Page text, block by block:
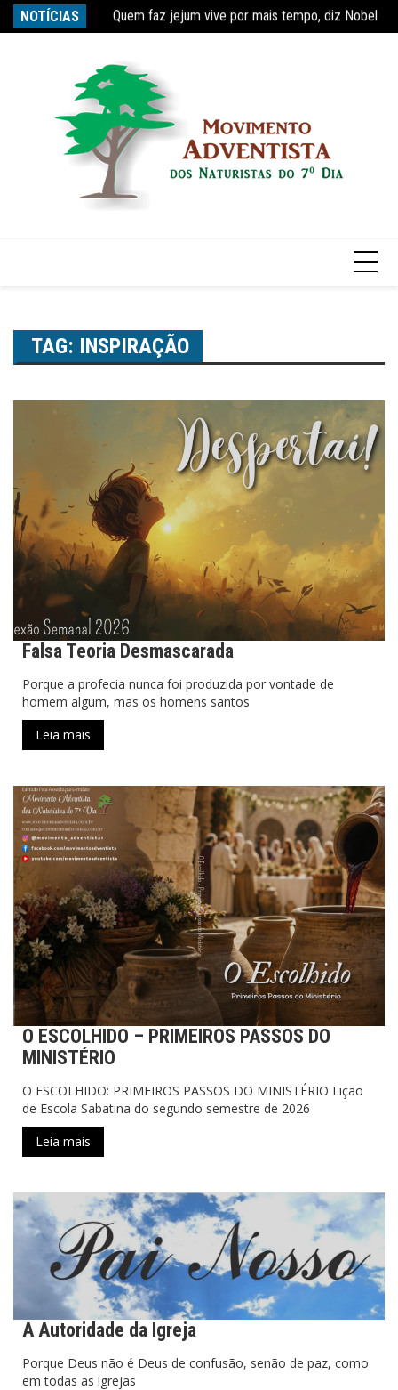
para
NOTÍCIAS
Quem faz jejum vive por mais tempo, diz Nobel
Estudo constata que período de faculdade faz
TAG: INSPIRAÇÃO
Falsa Teoria Desmascarada
Porque a profecia nunca foi produzida por vontade de
homem algum, mas os homens santos
Leia mais
O ESCOLHIDO – PRIMEIROS PASSOS DO
MINISTÉRIO
O ESCOLHIDO: PRIMEIROS PASSOS DO MINISTÉRIO Lição
de Escola Sabatina do segundo semestre de 2026
Leia mais
A Autoridade da Igreja
Porque Deus não é Deus de confusão, senão de paz, como
em todas as igrejas